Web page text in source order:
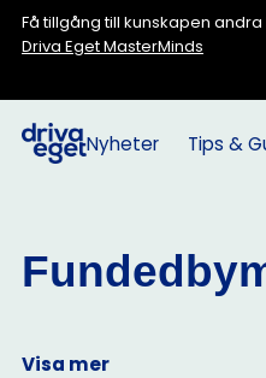
Få tillgång till kunskapen
Driva Eget MasterMinds
Nyheter Tips &
Visa mer